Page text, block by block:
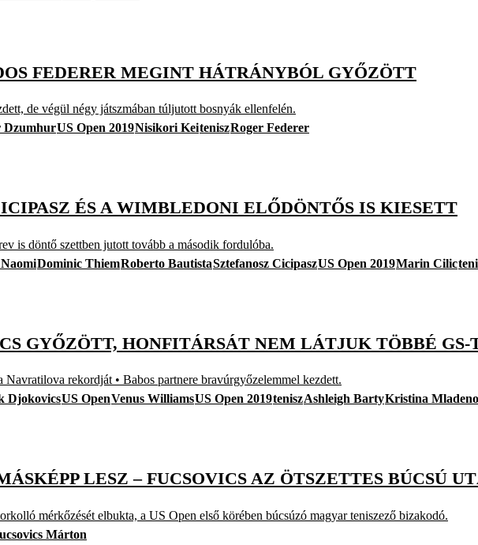
FEDERER MEGINT HÁTRÁNYBÓL GYŐZÖTT
de végül négy játszmában túljutott bosnyák ellenfelén.
DzumhurUS Open 2019Nisikori KeiteniszRoger Federer
ÉS A WIMBLEDONI ELŐDÖNTŐS IS KIESETT
is döntő szettben jutott tovább a második fordulóba.
Dominic ThiemRoberto BautistaSztefanosz CicipaszUS Open 2019Marin Cilic
GYŐZÖTT, HONFITÁRSÁT NEM LÁTJUK TÖBBÉ GS-
rekordját • Babos partnere bravúrgyőzelemmel kezdett.
DjokovicsUS OpenVenus WilliamsUS Open 2019teniszAshleigh BartyKristina
LESZ – FUCSOVICS AZ ÖTSZETTES BÚCSÚ
mérkőzését elbukta, a US Open első körében búcsúzó magyar teniszező bizakodó.
Márton